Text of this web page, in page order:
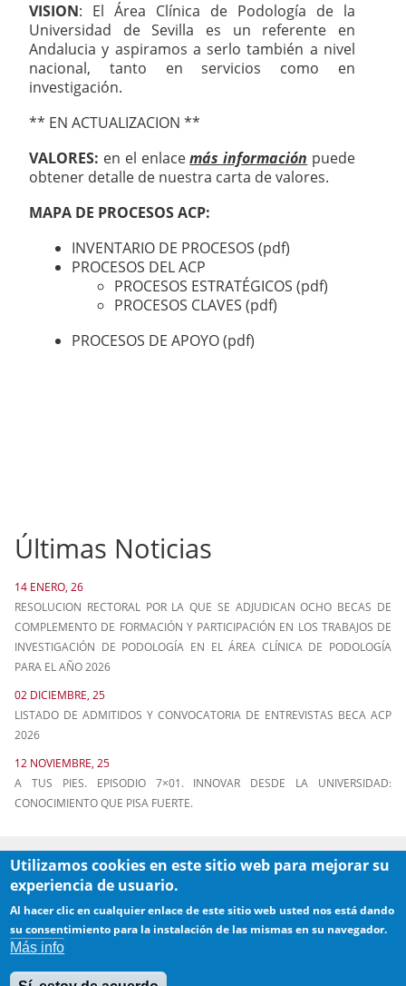
VISION: El Área Clínica de Podología de la
Universidad de Sevilla es un referente en
Andalucia y aspiramos a serlo también a nivel
nacional, tanto en servicios como en
investigación.
** EN ACTUALIZACION **
VALORES: en el enlacemás información puede
obtener detalle de nuestra carta de valores.
MAPA DE PROCESOS ACP:
INVENTARIO DE PROCESOS (pdf)
PROCESOS DEL ACP
PROCESOS ESTRATÉGICOS (pdf)
PROCESOS CLAVES (pdf)
PROCESOS DE APOYO (pdf)
Últimas Noticias
14 ENERO, 26
RESOLUCION RECTORAL POR LA QUE SE ADJUDICAN OCHO BECAS DE
COMPLEMENTO DE FORMACIÓN Y PARTICIPACIÓN EN LOS TRABAJOS DE
INVESTIGACIÓN DE PODOLOGÍA EN EL ÁREA CLÍNICA DE PODOLOGÍA
PARA EL AÑO 2026
02 DICIEMBRE, 25
LISTADO DE ADMITIDOS Y CONVOCATORIA DE ENTREVISTAS BECA ACP
2026
12 NOVIEMBRE, 25
A TUS PIES. EPISODIO 7×01. INNOVAR DESDE LA UNIVERSIDAD:
CONOCIMIENTO QUE PISA FUERTE.
Contacto·Aviso legal
Utilizamos cookies en este sitio web para mejorar su
experiencia de usuario.
Al hacer clic en cualquier enlace de este sitio web usted nos está dando
su consentimiento para la instalación de las mismas en su navegador.
Más info